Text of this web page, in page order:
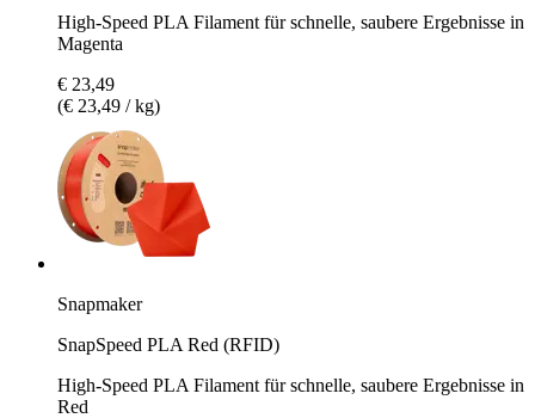
High-Speed PLA Filament für schnelle, saubere Ergebnisse in
Magenta
€ 23,49
(€ 23,49 / kg)
Snapmaker
SnapSpeed PLA Red (RFID)
High-Speed PLA Filament für schnelle, saubere Ergebnisse in
Red